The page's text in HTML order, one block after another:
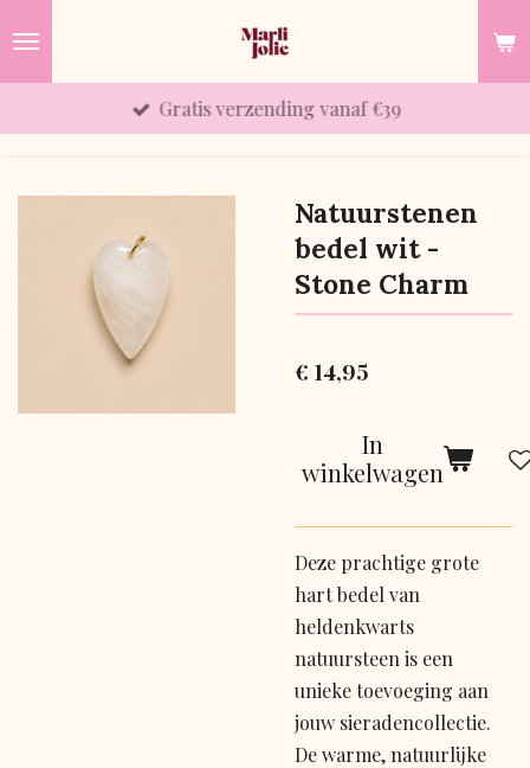
Gratis verzending vanaf €39
Natuurstenen
bedel wit -
Stone Charm
€ 14,95
In
winkelwagen
Deze prachtige grote
hart bedel van
heldenkwarts
natuursteen is een
unieke toevoeging aan
jouw sieradencollectie.
De warme, natuurlijke